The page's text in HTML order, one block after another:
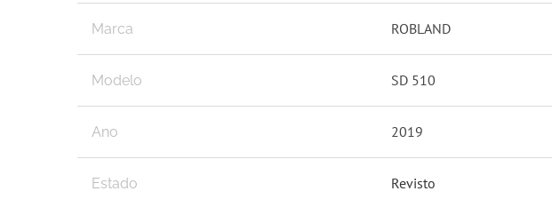
Marca ROBLAND
Modelo SD 510
Ano 2019
Estado Revisto